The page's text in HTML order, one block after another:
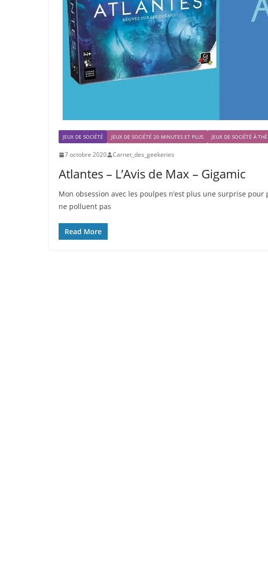
JEUX DE SOCIÉTÉ JEUX DE SOCIÉTÉ 20 MINUTES ET PLUS JEUX DE SOCIÉTÉ À
7 octobre 2020 Carnet_des_geekeries
Atlantes – L’Avis de Max – Gigamic
Mon obsession avec les poulpes n’est plus une surprise
ne polluent pas
Read More